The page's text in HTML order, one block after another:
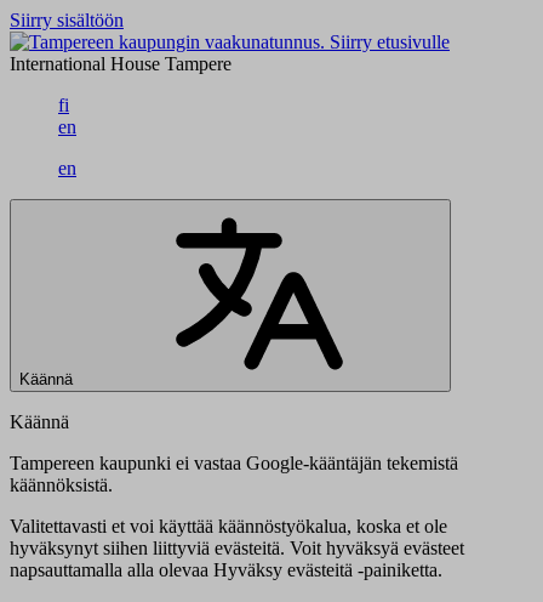
Siirry sisältöön
Siirry etusivulle
International House Tampere
fi
en
en
Käännä
Käännä
Tampereen kaupunki ei vastaa Google-kääntäjän tekemistä
käännöksistä.
Valitettavasti et voi käyttää käännöstyökalua, koska et ole
hyväksynyt siihen liittyviä evästeitä. Voit hyväksyä evästeet
napsauttamalla alla olevaa Hyväksy evästeitä -painiketta.